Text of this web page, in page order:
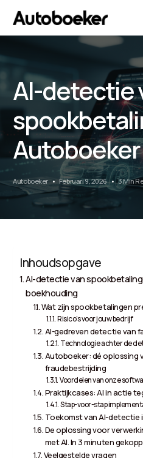
AI-detectie
Autoboeker
Autoboeker Februari 9, 2026 3 Min
Inhoudsopgave
AI-detectie van
boekhouding
Wat zijn spookbetalingen
Risico’s voor jouw bedrijf
AI-gedreven detectie van
Technologie achter de
Autoboeker: dé oplossing
fraudebestrijding
Voordelen van onze
Praktijkcases: AI in actie
Stap-voor-stap
Toekomst van AI-detectie
De oplossing voor
met AI. In 3 minuten
Veelgestelde vragen
AI